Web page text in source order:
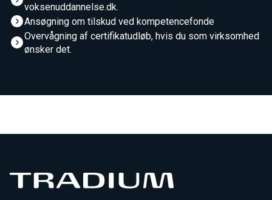
voksenuddannelse.dk.
Ansøgning om tilskud ved kompetencefonde
Overvågning af certifikatudløb, hvis du som virksomhed
ønsker det.